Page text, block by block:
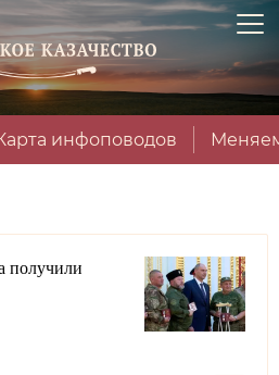
инфоповодов
получили